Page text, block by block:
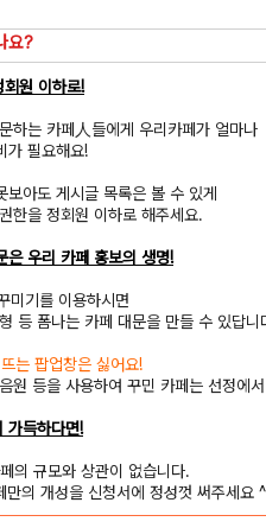
요?
원 이하로!
하는 카페人들에게 우리카페가 얼마나
가 필요해요!
보아도 게시글 목록은 볼 수 있게
한을 정회원 이하로 해주세요.
우리 카페 홍보의 생명!
미기를 이용하시면
등 폼나는 카페 대문을 만들 수 있답니
는 팝업창은 싫어요!
원 등을 사용하여 꾸민 카페는 선정에
가득하다면!
의 규모와 상관이 없습니다.
의 개성을 신청서에 정성껏 써주세요